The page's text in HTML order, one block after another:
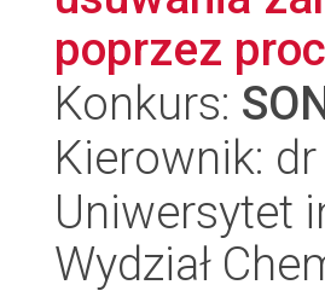
poprzez
Konkurs:
Kierownik:
Uniwersytet
Wydział